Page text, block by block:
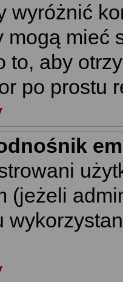
wyróżnić
mogą mieć
to, aby
po prostu
(jeżeli